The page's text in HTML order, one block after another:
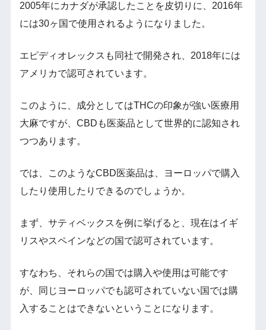
2005年にカナダが承認したことを皮切りに、2016年
には30ヶ国で使用されるようになりました。
エピディオレックスも同社で開発され、2018年には
アメリカで認可されています。
このように、成分としてはTHCの印象が強い医療用
大麻ですが、CBDも医薬品として世界的に認知され
つつあります。
では、このようなCBD医薬品は、ヨーロッパで購入
したり使用したりできるのでしょうか。
まず、サティベックスを例に挙げると、現在はイギ
リスやスペインなどの国で認可されています。
すなわち、それらの国では購入や使用は可能です
が、同じヨーロッパでも認可されていない国では購
入することはできないということになります。